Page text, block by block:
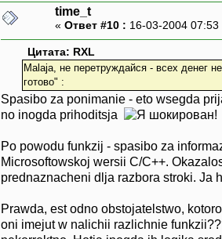
// perewodim string -
bIsOk =
if (bIsOk)
bIsOk =
if (bIsOk)
{
// rass'chitiwaem
nDiff_out = (
if (nDiff_out <
{
bIsOk =
}
}
time_t
« Ответ #10 : 16-03-2004
Цитата: RXL
Malaja, не перетруждайся - всех денег
готово" :
Spasibo za ponimanie - eto wsegda
no inogda prihoditsja
Po powodu funkzij - spasibo za
Microsoftowskoj wersii C/C++.
prednaznacheni dlja razbora stroki. Ja
Prawda, est odno obstojatelstwo,
oni imejut w nalichii razlichnie